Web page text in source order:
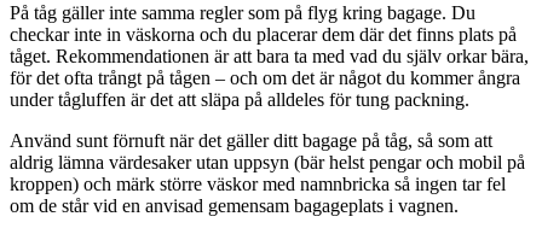
På tåg gäller inte samma regler som på flyg kring bagage. Du
checkar inte in väskorna och du placerar dem där det finns plats på
tåget. Rekommendationen är att bara ta med vad du själv orkar bära,
för det ofta trångt på tågen – och om det är något du kommer ångra
under tågluffen är det att släpa på alldeles för tung packning.
Använd sunt förnuft när det gäller ditt bagage på tåg, så som att
aldrig lämna värdesaker utan uppsyn (bär helst pengar och mobil på
kroppen) och märk större väskor med namnbricka så ingen tar fel
om de står vid en anvisad gemensam bagageplats i vagnen.